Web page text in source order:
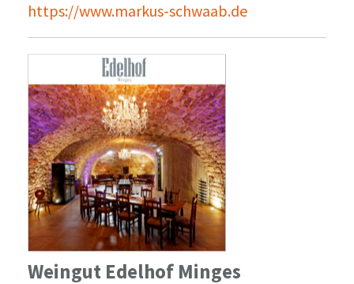
https://www.markus-schwaab.de
Weingut Edelhof Minges